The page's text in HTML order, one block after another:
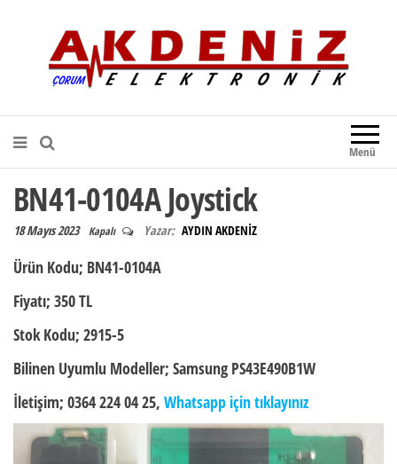
Akdeniz Elektronik
Teknik Destek, Kaliteli Hizmet |
Çorum Elektronik Firması
Menü
BN41-0104A Joystick
18 Mayıs 2023 Kapalı Yazar: AYDIN AKDENİZ
Ürün Kodu; BN41-0104A
Fiyatı; 350 TL
Stok Kodu; 2915-5
Bilinen Uyumlu Modeller; Samsung PS43E490B1W
İletişim; 0364 224 04 25, Whatsapp için tıklayınız